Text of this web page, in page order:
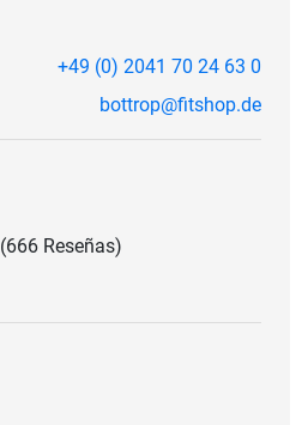
+49 (0) 2041 70 24 63 0
bottrop@fitshop.de
(666 Reseñas)